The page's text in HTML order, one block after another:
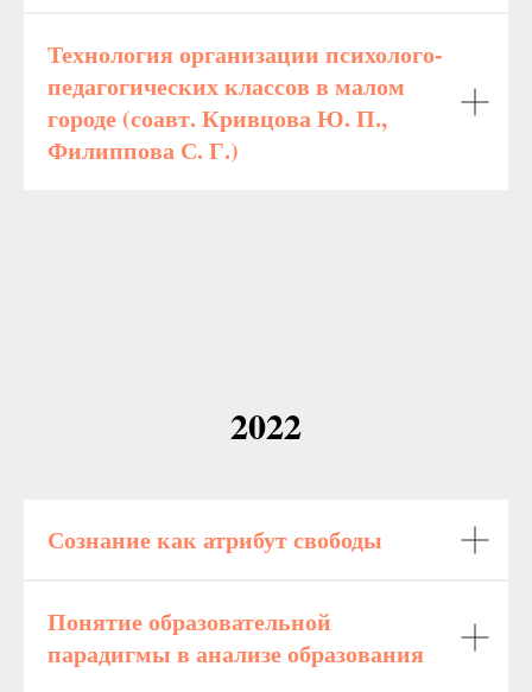
Технология организации психолого-
педагогических классов в малом
городе (соавт. Кривцова Ю. П.,
Филиппова С. Г.)
2022
Сознание как атрибут свободы
Понятие образовательной
парадигмы в анализе образования